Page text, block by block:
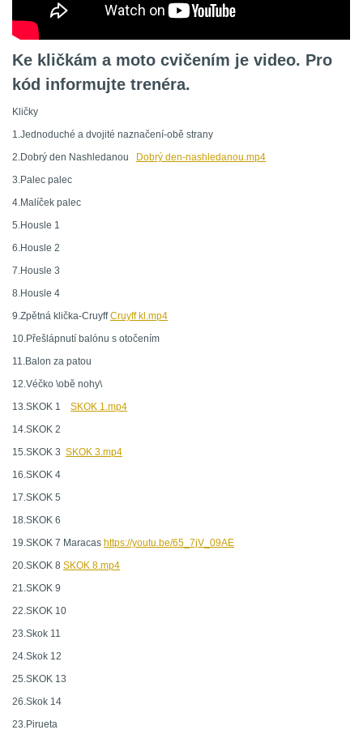
Ke kličkám a moto cvičením je video. Pro
kód informujte trenéra.
Kličky
1.Jednoduché a dvojité naznačení-obě strany
2.Dobrý den Nashledanou
Dobrý den-nashledanou.mp4
3.Palec palec
4.Malíček palec
5.Housle 1
6.Housle 2
7.Housle 3
8.Housle 4
9.Zpětná klička-CruyffCruyff kl.mp4
10.Přešlápnutí balónu s otočením
11.Balon za patou
12.Véčko \obě nohy\
13.SKOK 1 SKOK 1.mp4
14.SKOK 2
15.SKOK 3 SKOK 3.mp4
16.SKOK 4
17.SKOK 5
18.SKOK 6
19.SKOK 7 Maracas https://youtu.be/65_7jV_09AE
20.SKOK 8 SKOK 8.mp4
21.SKOK 9
22.SKOK 10
23.Skok 11
24.Skok 12
25.SKOK 13
26.Skok 14
23.Pirueta